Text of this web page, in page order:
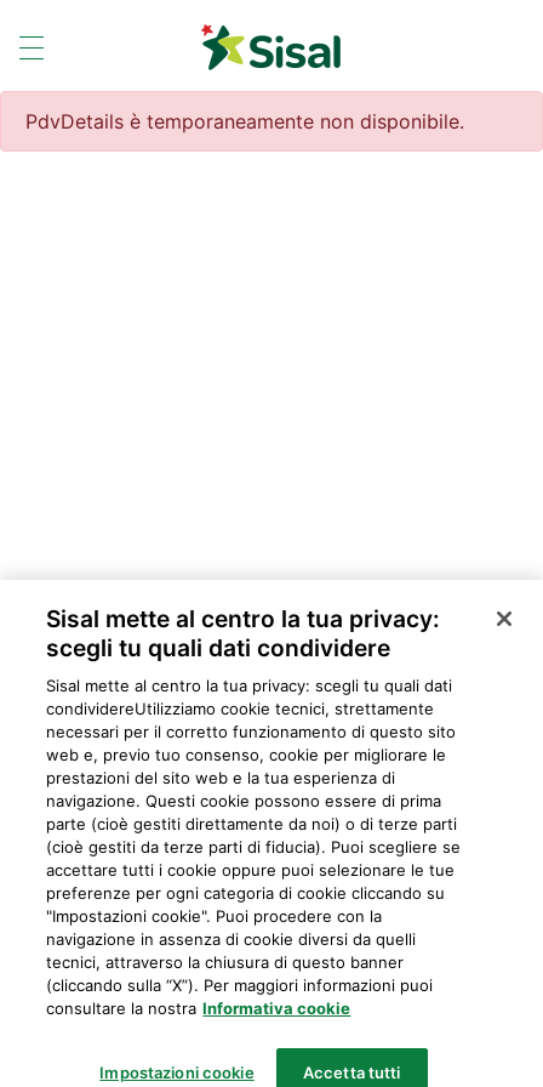
PdvDetails è temporaneamente non disponibile.
Privacy Cookie Mappa del sito Preferiti Iniziative
Programma
fedeltà
IL GIOCO È VIETATO AI MINORI E PUÒ CAUSARE DIPENDENZE PATOLOGICHE
Sisal mette al centro la tua privacy:
scegli tu quali dati condividere
Sisal mette al centro la tua privacy: scegli tu quali dati
condividere​Utilizziamo cookie tecnici, strettamente
necessari per il corretto funzionamento di questo sito
web e, previo tuo consenso, cookie per migliorare le
prestazioni del sito web e la tua esperienza di
navigazione. Questi cookie possono essere di prima
parte (cioè gestiti direttamente da noi) o di terze parti
(cioè gestiti da terze parti di fiducia). Puoi scegliere se
accettare tutti i cookie oppure puoi selezionare le tue
preferenze per ogni categoria di cookie cliccando su
"Impostazioni cookie". Puoi procedere con la
navigazione in assenza di cookie diversi da quelli
tecnici, attraverso la chiusura di questo banner
(cliccando sulla “X”). Per maggiori informazioni puoi
consultare la nostra Informativa cookie
Impostazioni cookie Accetta tutti